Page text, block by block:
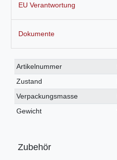
EU Verantwortung
Dokumente
Technisches
Merkmal
Wert
Artikelnummer
Zustand
Verpackungsmasse
Gewicht
Zubehör